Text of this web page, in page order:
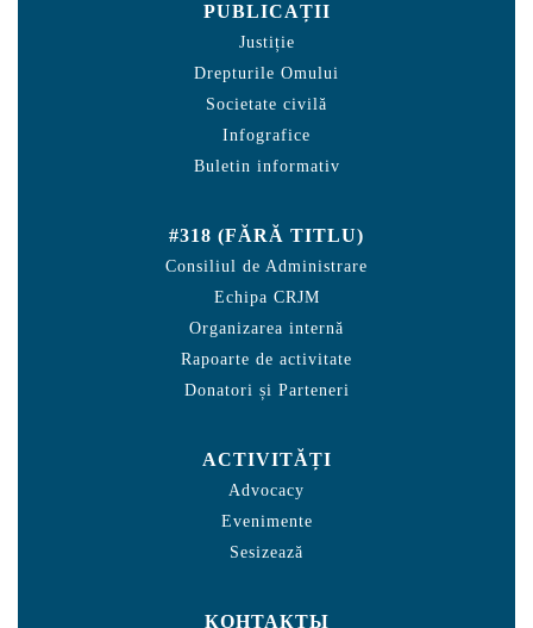
PUBLICAȚII
Justiție
Drepturile Omului
Societate civilă
Infografice
Buletin informativ
#318 (FĂRĂ TITLU)
Consiliul de Administrare
Echipa CRJM
Organizarea internă
Rapoarte de activitate
Donatori și Parteneri
ACTIVITĂȚI
Advocacy
Evenimente
Sesizează
КОНТАКТЫ